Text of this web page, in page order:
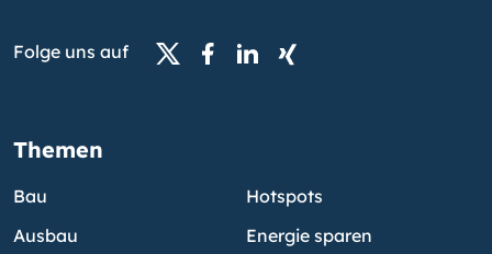
Folge uns auf
Themen
Bau
Ausbau
Hotspots
Energie sparen